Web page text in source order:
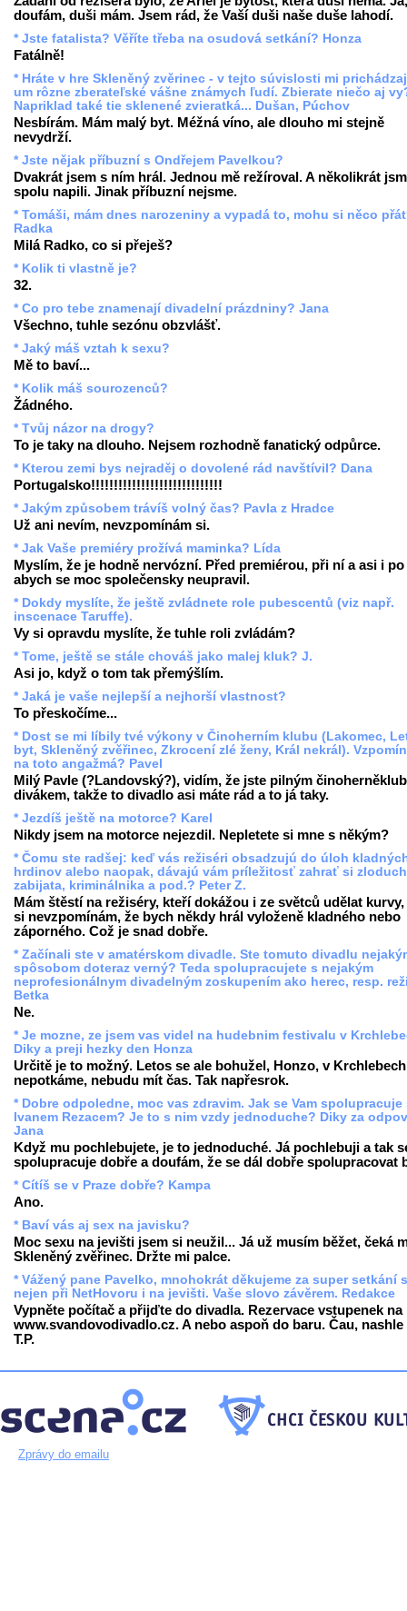
doufám, duši mám. Jsem rád, že Vaší duši naše duše lahodí.
* Jste fatalista? Věříte třeba na osudová setkání? Honza
Fatálně!
* Hráte v hre Skleněný zvěrinec - v tejto súvislosti mi
um rôzne zberateľské vášne známych ľudí. Zbierate niečo aj
Napriklad také tie sklenené zvieratká... Dušan, Púchov
Nesbírám. Mám malý byt. Méžná víno, ale dlouho mi stejně
nevydrží.
* Jste nějak příbuzní s Ondřejem Pavelkou?
Dvakrát jsem s ním hrál. Jednou mě režíroval. A několikrát
spolu napili. Jinak příbuzní nejsme.
* Tomáši, mám dnes narozeniny a vypadá to, mohu si něco
Radka
Milá Radko, co si přeješ?
* Kolik ti vlastně je?
32.
* Co pro tebe znamenají divadelní prázdniny? Jana
Všechno, tuhle sezónu obzvlášť.
* Jaký máš vztah k sexu?
Mě to baví...
* Kolik máš sourozenců?
Žádného.
* Tvůj názor na drogy?
To je taky na dlouho. Nejsem rozhodně fanatický odpůrce.
* Kterou zemi bys nejraděj o dovolené rád navštívil? Dana
Portugalsko!!!!!!!!!!!!!!!!!!!!!!!!!!!!!
* Jakým způsobem trávíš volný čas? Pavla z Hradce
Už ani nevím, nevzpomínám si.
* Jak Vaše premiéry prožívá maminka? Lída
Myslím, že je hodně nervózní. Před premiérou, při ní a asi i po
abych se moc společensky neupravil.
* Dokdy myslíte, že ještě zvládnete role pubescentů (viz např.
inscenace Taruffe).
Vy si opravdu myslíte, že tuhle roli zvládám?
* Tome, ještě se stále chováš jako malej kluk? J.
Asi jo, když o tom tak přemýšlím.
* Jaká je vaše nejlepší a nejhorší vlastnost?
To přeskočíme...
* Dost se mi líbily tvé výkony v Činoherním klubu (Lakomec,
byt, Skleněný zvěřinec, Zkrocení zlé ženy, Král nekrál).
na toto angažmá? Pavel
Milý Pavle (?Landovský?), vidím, že jste pilným
divákem, takže to divadlo asi máte rád a to já taky.
* Jezdíš ještě na motorce? Karel
Nikdy jsem na motorce nejezdil. Nepletete si mne s někým?
* Čomu ste radšej: keď vás režiséri obsadzujú do úloh
hrdinov alebo naopak, dávajú vám príležitosť zahrať si
zabijata, kriminálnika a pod.? Peter Z.
Mám štěstí na režiséry, kteří dokážou i ze světců udělat kurvy,
si nevzpomínám, že bych někdy hrál vyloženě kladného nebo
záporného. Což je snad dobře.
* Začínali ste v amatérskom divadle. Ste tomuto divadlu
spôsobom doteraz verný? Teda spolupracujete s nejakým
neprofesionálnym divadelným zoskupením ako herec, resp.
Betka
Ne.
* Je mozne, ze jsem vas videl na hudebnim festivalu v
Diky a preji hezky den Honza
Určitě je to možný. Letos se ale bohužel, Honzo, v Krchlebech
nepotkáme, nebudu mít čas. Tak napřesrok.
* Dobre odpoledne, moc vas zdravim. Jak se Vam spolupracuje
Ivanem Rezacem? Je to s nim vzdy jednoduche? Diky za
Jana
Když mu pochlebujete, je to jednoduché. Já pochlebuji a tak
spolupracuje dobře a doufám, že se dál dobře spolupracovat
* Cítíš se v Praze dobře? Kampa
Ano.
* Baví vás aj sex na javisku?
Moc sexu na jevišti jsem si neužil... Já už musím běžet, čeká
Skleněný zvěřinec. Držte mi palce.
* Vážený pane Pavelko, mnohokrát děkujeme za super setkání
nejen při NetHovoru i na jevišti. Vaše slovo závěrem. Redakce
Vypněte počítač a přijďte do divadla. Rezervace vstupenek na
www.svandovodivadlo.cz. A nebo aspoň do baru. Čau, nashle
T.P.
Zprávy do emailu